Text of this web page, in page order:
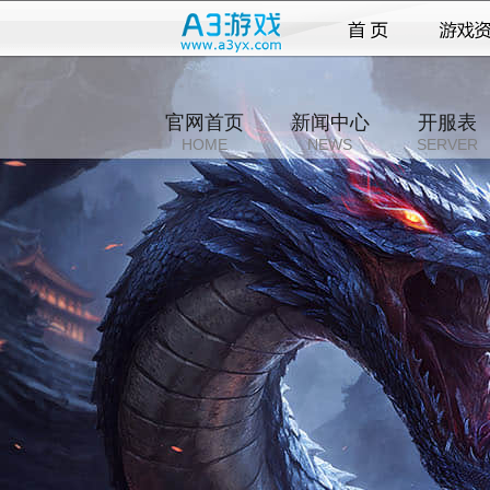
官网首页
HOME
新闻中心
NEWS
开服表
SERVER